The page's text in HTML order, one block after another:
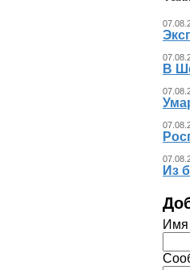
В
Из
Имя